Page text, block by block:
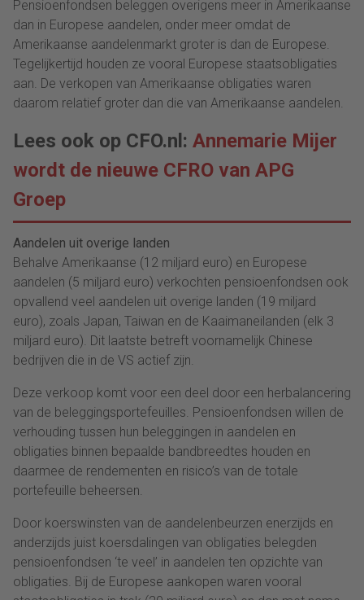
Pensioenfondsen beleggen overigens meer in Amerikaanse
dan in Europese aandelen, onder meer omdat de
Amerikaanse aandelenmarkt groter is dan de Europese.
Tegelijkertijd houden ze vooral Europese staatsobligaties
aan. De verkopen van Amerikaanse obligaties waren
daarom relatief groter dan die van Amerikaanse aandelen.
Lees ook op CFO.nl: Annemarie Mijer
wordt de nieuwe CFRO van APG
Groep
Aandelen uit overige landen
Behalve Amerikaanse (12 miljard euro) en Europese
aandelen (5 miljard euro) verkochten pensioenfondsen ook
opvallend veel aandelen uit overige landen (19 miljard
euro), zoals Japan, Taiwan en de Kaaimaneilanden (elk 3
miljard euro). Dit laatste betreft voornamelijk Chinese
bedrijven die in de VS actief zijn.
Deze verkoop komt voor een deel door een herbalancering
van de beleggingsportefeuilles. Pensioenfondsen willen de
verhouding tussen hun beleggingen in aandelen en
obligaties binnen bepaalde bandbreedtes houden en
daarmee de rendementen en risico’s van de totale
portefeuille beheersen.
Door koerswinsten van de aandelenbeurzen enerzijds en
anderzijds juist koersdalingen van obligaties belegden
pensioenfondsen ‘te veel’ in aandelen ten opzichte van
obligaties. Bij de Europese aankopen waren vooral